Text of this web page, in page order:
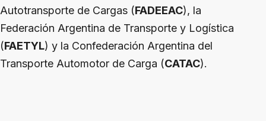
Autotransporte de Cargas (FADEEAC), la
Federación Argentina de Transporte y Logística
(FAETYL) y la Confederación Argentina del
Transporte Automotor de Carga (CATAC).